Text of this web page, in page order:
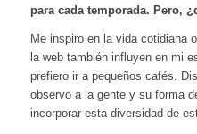
para cada temporada. Pero,
Me inspiro en la vida cotidiana
la web también influyen en mi
prefiero ir a pequeños cafés.
observo a la gente y su forma
incorporar esta diversidad de